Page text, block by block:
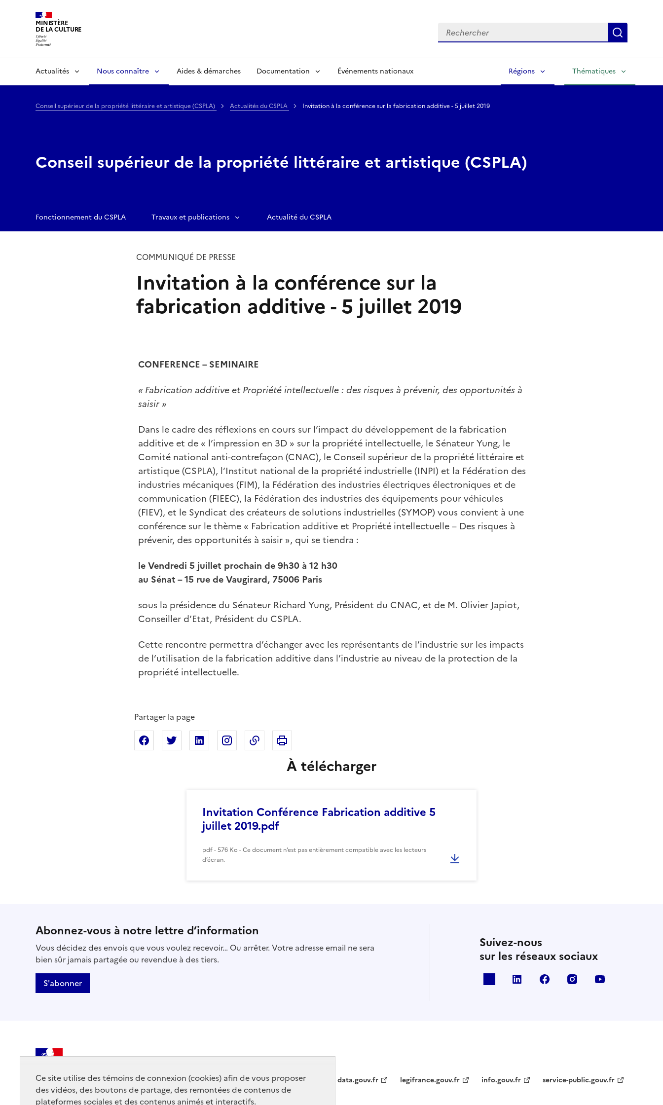
Ce site utilise des témoins de connexion (cookies) afin de vous proposer
des vidéos, des boutons de partage, des remontées de contenus de
plateformes sociales et des contenus animés et interactifs.
MINISTÈRE
DE LA CULTURE Rechercher
Actualités Nous connaître Aides & démarches Documentation Événements nationaux Régions Thématiques
Conseil supérieur de la propriété littéraire et artistique (CSPLA) Actualités du CSPLA Invitation à la conférence sur la fabrication additive - 5 juillet 2019
Conseil supérieur de la propriété littéraire et artistique (CSPLA)
Fonctionnement du CSPLA Travaux et publications Actualité du CSPLA
COMMUNIQUÉ DE PRESSE
Invitation à la conférence sur la
fabrication additive - 5 juillet 2019
CONFERENCE – SEMINAIRE
« Fabrication additive et Propriété intellectuelle : des risques à prévenir, desopportunités à
saisir »
Dans le cadre des réflexions en cours sur l’impact du développement de la fabrication
additive et de « l’impression en 3D » sur la propriété intellectuelle, le Sénateur Yung, le
Comité national anti-contrefaçon (CNAC), le Conseil supérieur de la propriété littéraire et
artistique (CSPLA), l’Institut national de la propriété industrielle (INPI) et la Fédération des
industries mécaniques (FIM), la Fédération des industries électriques électroniques et de
communication (FIEEC), la Fédération des industries des équipements pour véhicules
(FIEV), et le Syndicat des créateurs de solutions industrielles (SYMOP) vous convient à une
conférence sur le thème « Fabrication additive et Propriété intellectuelle – Des risques à
prévenir, des opportunités à saisir », qui se tiendra :
le Vendredi 5 juillet prochain de 9h30 à 12 h30
au Sénat – 15 rue de Vaugirard, 75006 Paris
sous la présidence du Sénateur Richard Yung, Président du CNAC, et de M. Olivier Japiot,
Conseiller d’Etat, Président du CSPLA.
Cette rencontre permettra d’échanger avec les représentants de l’industrie sur les impacts
de l’utilisation de la fabrication additive dans l’industrie au niveau de la protection de la
propriété intellectuelle.
Partager la page
Partager sur Facebook
Partager sur XPartager sur Linkedin
Partager sur Instagram
Copier dans le presse-papier
Imprimer cette page
À télécharger
Invitation Conférence Fabrication additive 5
juillet 2019.pdf
pdf - 576 Ko - Ce document n’est pas entièrement compatible avec les lecteurs
d’écran.
Abonnez-vous à notre lettre d’information
Vous décidez des envois que vous voulez recevoir… Ou arrêter. Votre adresse email ne sera
bien sûr jamais partagée ou revendue à des tiers.
S'abonner
Suivez-nous
sur les réseaux sociaux
linkedin facebook instagram
DE LA CULTURE data.gouv.fr legifrance.gouv.fr info.gouv.fr service-public.gouv.fr